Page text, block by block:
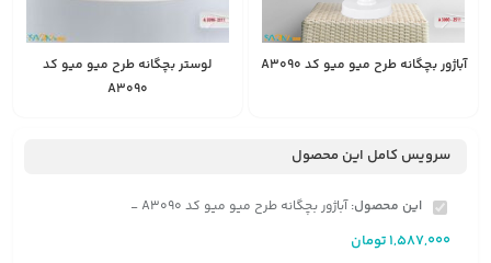
آباژور بچگانه طرح میو میو کد A3090
لوستر بچگانه طرح میو میو کد
A3090
سرویس کامل این محصول
این محصول:آباژور بچگانه طرح میو میو کد A3090 -
1,587,000تومان